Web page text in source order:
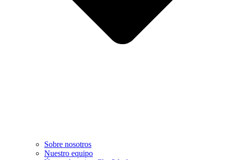
Sobre nosotros
Nuestro equipo